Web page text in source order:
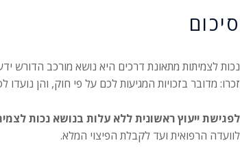
סיכום
נכות לצמיתות מתאונת דרכים היא נושא מורכב הדורש
זכרו: מדובר בזכויות המגיעות לכם על פי חוק, והן
לפגישת ייעוץ ראשונית ללא עלות בנושא נכות
לוועדה הרפואית ועד לקבלת הפיצוי המלא.